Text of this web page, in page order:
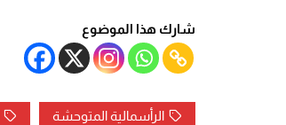
شارك هذا الموضوع
الرأسمالية المتوحشة